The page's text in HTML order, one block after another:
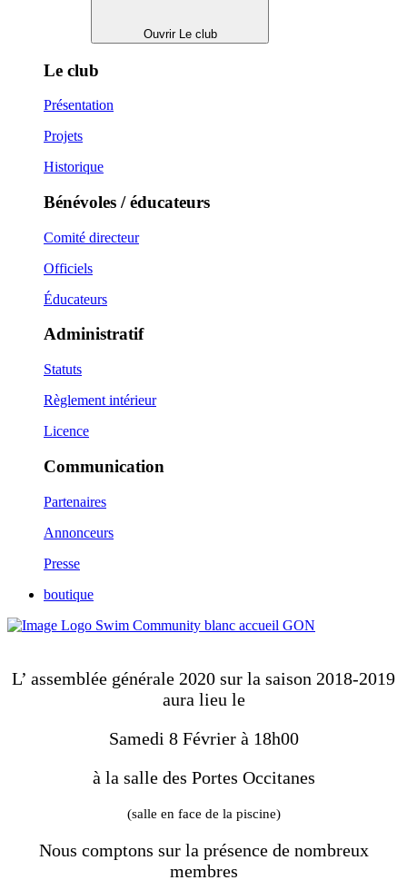
Ouvrir Le club
Le club
Présentation
Projets
Historique
Bénévoles / éducateurs
Comité directeur
Officiels
Éducateurs
Administratif
Statuts
Règlement intérieur
Licence
Communication
Partenaires
Annonceurs
Presse
boutique
L’ assemblée générale 2020 sur la saison 2018-2019
aura lieu le
Samedi 8 Février à 18h00
à la salle des Portes Occitanes
(salle en face de la piscine)
Nous comptons sur la présence de nombreux
membres